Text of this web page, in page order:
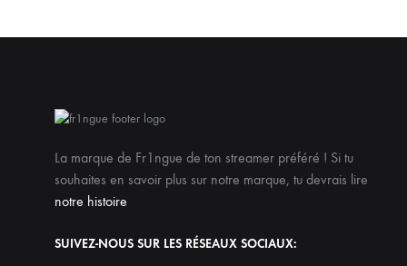
La marque de Fr1ngue de ton streamer préféré ! Si tu
souhaites en savoir plus sur notre marque, tu devrais lire
notre histoire
SUIVEZ-NOUS SUR LES RÉSEAUX SOCIAUX: